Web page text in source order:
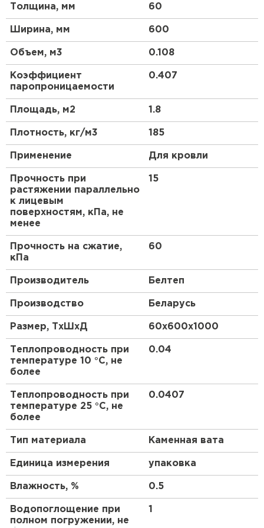
Основные преимущества:
Высокая теплозащитная способность
кровли, защищая помещение от перепадов
температур и влаги.
Прочная и долговечная конструкция
гарантирует долгий срок службы без потери
своих изоляционных свойств.
Легкий в установке и обработке, что
и ресурсы.
Экологически чистый материал, не
содержащий вредных веществ, обеспечивает
безопасность для здоровья и окружающей
среды.
Применение:
Утеплитель Белтеп Руф В 60 идеально подходит
для утепления кровли как в жилых, так и в
коммерческих зданиях. Его высокая
производительность и надежность делают его
оптимальным выбором для обеспечения
теплоизоляции вашего дома или офиса.
Толщина, мм 60
Ширина, мм 600
Объем, м3 0.108
Коэффициент
паропроницаемости
0.407
Площадь, м2 1.8
Плотность, кг/м3 185
Применение Для кровли
Прочность при
растяжении параллельно
к лицевым
поверхностям, кПа, не
менее
15
Прочность на сжатие,
кПа
60
Производитель Белтеп
Производство Беларусь
Размер, ТхШхД 60х600х1000
Теплопроводность при
температуре 10 °С, не
более
0.04
Теплопроводность при
температуре 25 °С, не
более
0.0407
Тип материала Каменная вата
Единица измерения упаковка
Влажность, % 0.5
Водопоглощение при
полном погружении, не
1
Утеплитель Теплекс
ПЕРЕЙТИ
Утеплитель Изомин
Рулонная кровля Брит
ПЕРЕЙТИ
Утеплитель Isoroc
ПЕРЕЙТИ
Утеплитель Isover
ПЕРЕЙТИ
Утеплитель Penoplex
Утеплитель Тимплэкс